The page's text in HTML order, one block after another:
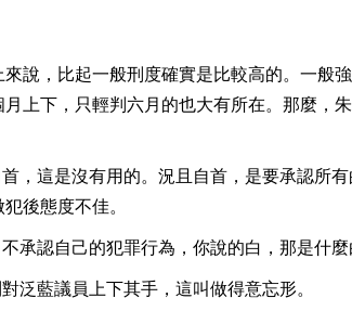
說，比起一般刑度確實是比較高的。一般
上下，只輕判六月的也大有所在。那麼，
，這是沒有用的。況且自首，是要承認所
後態度不佳。
承認自己的犯罪行為，你說的白，那是什
泛藍議員上下其手，這叫做得意忘形。